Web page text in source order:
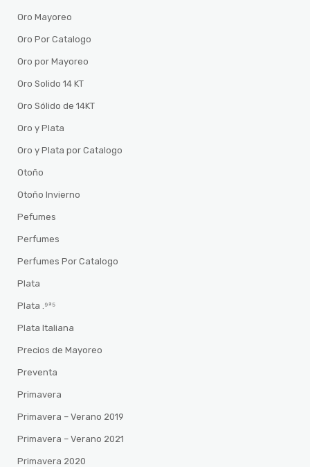
Oro Mayoreo
Oro Por Catalogo
Oro por Mayoreo
Oro Solido 14 KT
Oro Sólido de 14KT
Oro y Plata
Oro y Plata por Catalogo
Otoño
Otoño Invierno
Pefumes
Perfumes
Perfumes Por Catalogo
Plata
Plata .⁹²⁵
Plata Italiana
Precios de Mayoreo
Preventa
Primavera
Primavera – Verano 2019
Primavera – Verano 2021
Primavera 2020